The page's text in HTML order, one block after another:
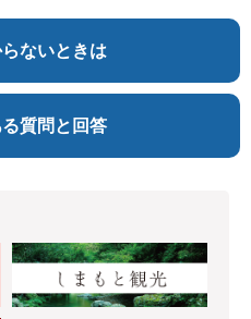
らないときは
質問と回答